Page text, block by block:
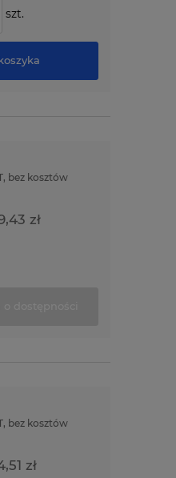
szt.
bez kosztów
zł
bez kosztów
zł